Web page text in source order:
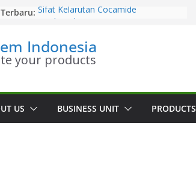
Terbaru: Sifat Kelarutan Cocamide
Diethanolamine Terpercaya
Kesetimbangan Kimia Cocamide
Diethanolamine
Stoikiometri Cocamide
Indonesia
your products
US BUSINESS UNIT PRODUCTS